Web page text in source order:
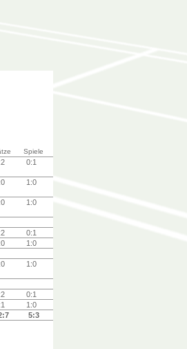
Spiele
0:1
1:0
1:0
0:1
1:0
1:0
0:1
1:0
5:3